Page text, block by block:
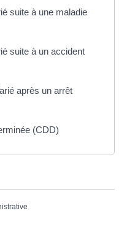
suite à une maladie
suite à un accident
après un arrêt
(CDD)